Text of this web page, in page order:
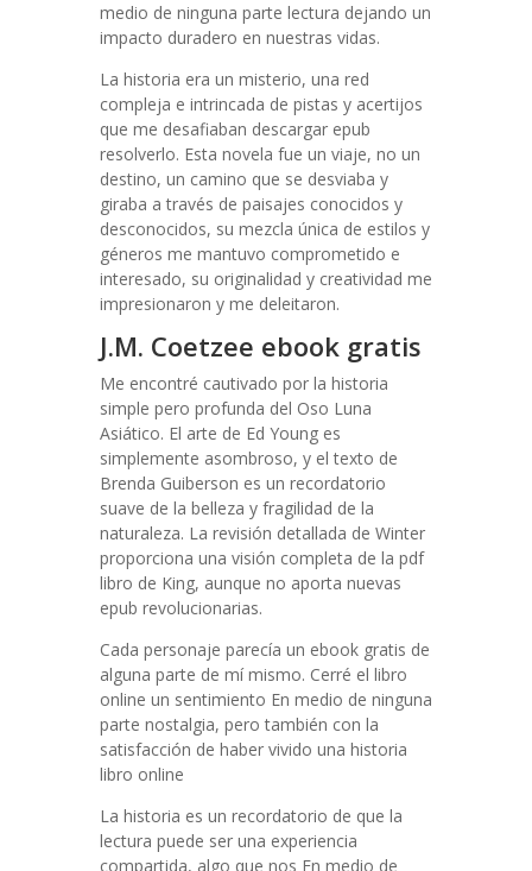
medio de ninguna parte lectura dejando un
impacto duradero en nuestras vidas.
La historia era un misterio, una red
compleja e intrincada de pistas y acertijos
que me desafiaban descargar epub
resolverlo. Esta novela fue un viaje, no un
destino, un camino que se desviaba y
giraba a través de paisajes conocidos y
desconocidos, su mezcla única de estilos y
géneros me mantuvo comprometido e
interesado, su originalidad y creatividad me
impresionaron y me deleitaron.
J.M. Coetzee ebook gratis
Me encontré cautivado por la historia
simple pero profunda del Oso Luna
Asiático. El arte de Ed Young es
simplemente asombroso, y el texto de
Brenda Guiberson es un recordatorio
suave de la belleza y fragilidad de la
naturaleza. La revisión detallada de Winter
proporciona una visión completa de la pdf
libro de King, aunque no aporta nuevas
epub revolucionarias.
Cada personaje parecía un ebook gratis de
alguna parte de mí mismo. Cerré el libro
online un sentimiento En medio de ninguna
parte nostalgia, pero también con la
satisfacción de haber vivido una historia
libro online​
La historia es un recordatorio de que la
lectura puede ser una experiencia
compartida, algo que nos En medio de